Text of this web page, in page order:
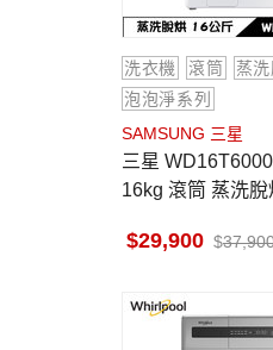
洗衣機 滾筒
蒸
泡泡淨系列
SAMSUNG 三星
三星 WD16T6000GW 洗衣機
16kg 滾筒 蒸洗脫
29,900